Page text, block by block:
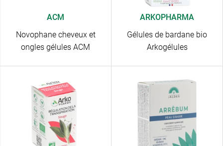
ACM
Novophane cheveux et
ongles gélules ACM
ARKOPHARMA
Gélules de bardane bio
Arkogélules